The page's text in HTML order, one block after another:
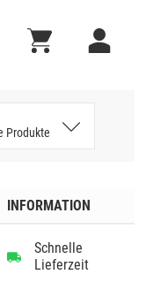
INFORMATION
Schnelle
Lieferzeit